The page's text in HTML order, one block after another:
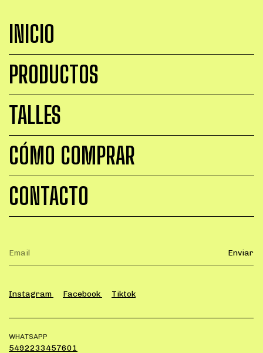
INICIO
PRODUCTOS
TALLES
CÓMO COMPRAR
CONTACTO
Instagram Facebook Tiktok
WHATSAPP
5492233457601